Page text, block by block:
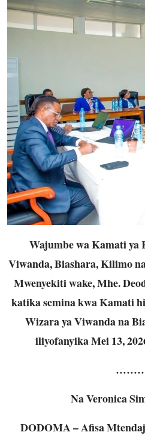
Wajumbe wa Kamati ya
Viwanda, Biashara, Kilimo
Mwenyekiti wake, Mhe.
katika semina kwa Kamati
Wizara ya Viwanda na
iliyofanyika Mei 13,
Na Veronica
DODOMA – Afisa